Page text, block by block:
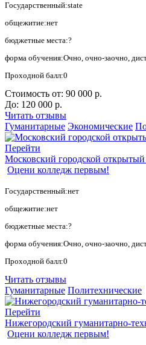
Государственный:state
общежитие:нет
бюджетные места:?
форма обучения:Очно, очно-заочно,
Проходной балл:0
Стоимость от: 90 000 р.
До: 120 000 р.
Читать отзывы
Гуманитарные Экономические
Перейти
Московский городской
Оцени колледж первым!
Государственный:нет
общежитие:нет
бюджетные места:?
форма обучения:Очно, очно-заочно,
Проходной балл:0
Читать отзывы
Гуманитарные Политехнические
Перейти
Нижегородский гуманитарно-
Оцени колледж первым!